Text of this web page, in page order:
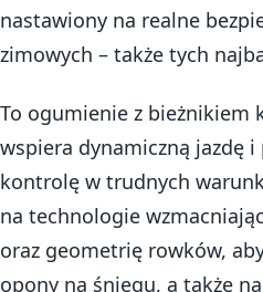
nastawiony na realne
zimowych – także tych
To ogumienie z bieżnikiem
wspiera dynamiczną jazdę
kontrolę w trudnych
na technologie
oraz geometrię rowków,
opony na śniegu, a także